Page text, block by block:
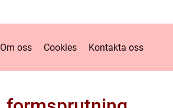
Om oss Cookies Kontakta oss